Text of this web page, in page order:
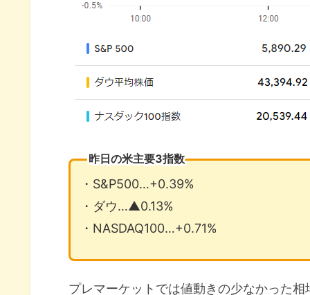
昨日の米主要3指数
・S&P500…+0.39%
・ダウ…▲0.13%
・NASDAQ100…+0.71%
プレマーケットでは値動きの少なかった